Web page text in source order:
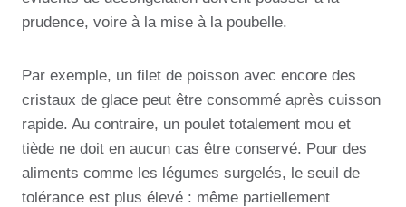
prudence, voire à la mise à la poubelle.
Par exemple, un filet de poisson avec encore des
cristaux de glace peut être consommé après cuisson
rapide. Au contraire, un poulet totalement mou et
tiède ne doit en aucun cas être conservé. Pour des
aliments comme les légumes surgelés, le seuil de
tolérance est plus élevé : même partiellement